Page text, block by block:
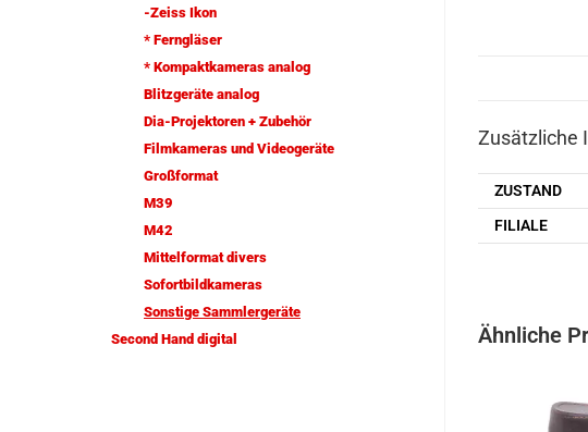
Zusätzliche
ZUSTAND
FILIALE
Ähnliche
-Zeiss Ikon
* Ferngläser
* Kompaktkameras analog
Blitzgeräte analog
Dia-Projektoren + Zubehör
Filmkameras und Videogeräte
Großformat
M39
M42
Mittelformat divers
Sofortbildkameras
Sonstige Sammlergeräte
Second Hand digital